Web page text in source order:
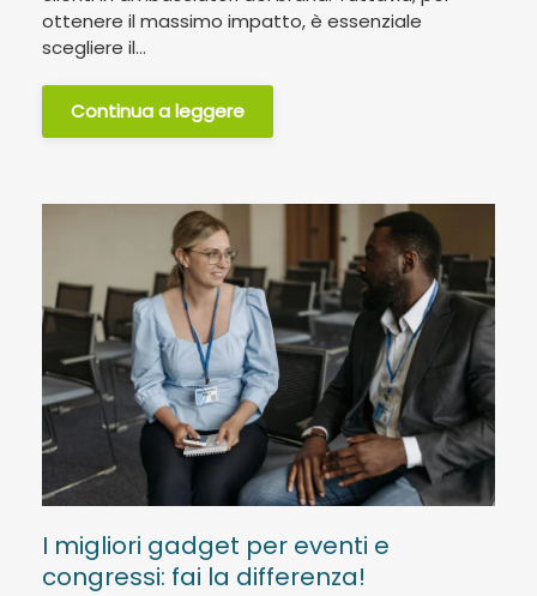
ottenere il massimo impatto, è essenziale
scegliere il...
Continua a leggere
I migliori gadget per eventi e
congressi: fai la differenza!